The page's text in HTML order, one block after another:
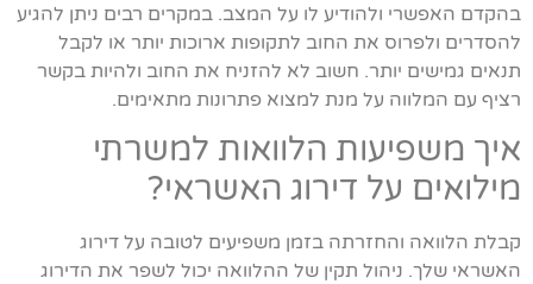
בהקדם האפשרי ולהודיע לו על המצב. במקרים רבים ניתן להגיע
להסדרים ולפרוס את החוב לתקופות ארוכות יותר או לקבל
תנאים גמישים יותר. חשוב לא להזניח את החוב ולהיות בקשר
רציף עם המלווה על מנת למצוא פתרונות מתאימים.
איך משפיעות הלוואות למשרתי
מילואים על דירוג האשראי?
קבלת הלוואה והחזרתה בזמן משפיעים לטובה על דירוג
האשראי שלך. ניהול תקין של ההלוואה יכול לשפר את הדירוג